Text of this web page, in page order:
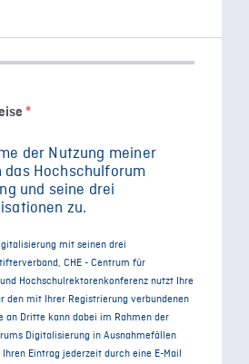
*
der Nutzung meiner
das Hochschulforum
und seine drei
zu.
mit seinen drei
CHE - Centrum für
Hochschulrektorenkonferenz nutzt Ihre
den mit Ihrer Registrierung verbundenen
an Dritte kann dabei im Rahmen der
Digitalisierung in Ausnahmefällen
Eintrag jederzeit durch eine E-Mail